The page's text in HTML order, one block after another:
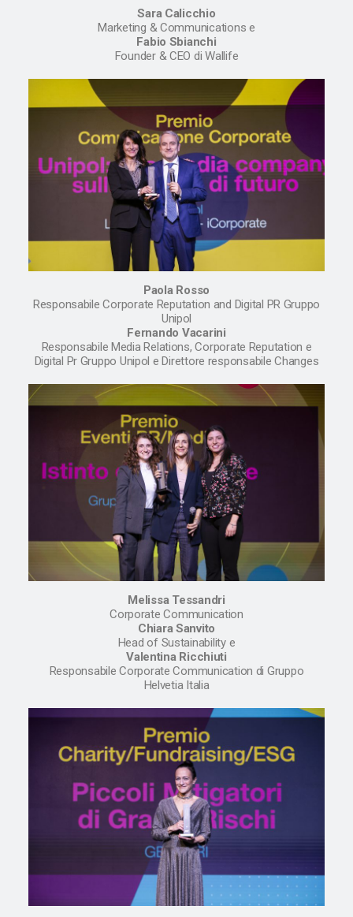
Sara Calicchio
Marketing & Communications e
Fabio Sbianchi
Founder & CEO di Wallife
Paola Rosso
Responsabile Corporate Reputation and Digital PR Gruppo
Unipol
Fernando Vacarini
Responsabile Media Relations, Corporate Reputation e
Digital Pr Gruppo Unipol e Direttore responsabile Changes
Melissa Tessandri
Corporate Communication
Chiara Sanvito
Head of Sustainability e
Valentina Ricchiuti
Responsabile Corporate Communication di Gruppo
Helvetia Italia